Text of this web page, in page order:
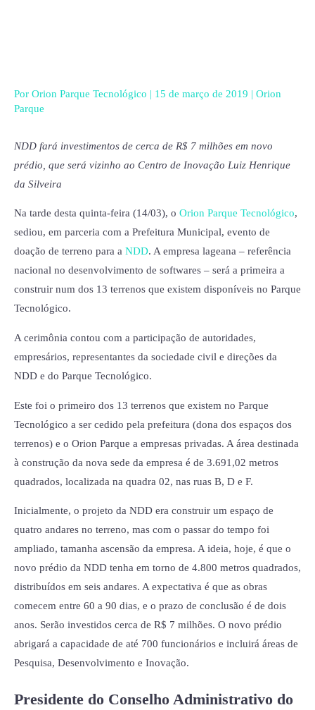
Por Orion Parque Tecnológico | 15 de março de 2019 | Orion
Parque
NDD fará investimentos de cerca de R$ 7 milhões em novo
prédio, que será vizinho ao Centro de Inovação Luiz Henrique
da Silveira
Na tarde desta quinta-feira (14/03), o Orion Parque Tecnológico,
sediou, em parceria com a Prefeitura Municipal, evento de
doação de terreno para a NDD. A empresa lageana – referência
nacional no desenvolvimento de softwares – será a primeira a
construir num dos 13 terrenos que existem disponíveis no Parque
Tecnológico.
A cerimônia contou com a participação de autoridades,
empresários, representantes da sociedade civil e direções da
NDD e do Parque Tecnológico.
Este foi o primeiro dos 13 terrenos que existem no Parque
Tecnológico a ser cedido pela prefeitura (dona dos espaços dos
terrenos) e o Orion Parque a empresas privadas. A área destinada
à construção da nova sede da empresa é de 3.691,02 metros
quadrados, localizada na quadra 02, nas ruas B, D e F.
Inicialmente, o projeto da NDD era construir um espaço de
quatro andares no terreno, mas com o passar do tempo foi
ampliado, tamanha ascensão da empresa. A ideia, hoje, é que o
novo prédio da NDD tenha em torno de 4.800 metros quadrados,
distribuídos em seis andares. A expectativa é que as obras
comecem entre 60 a 90 dias, e o prazo de conclusão é de dois
anos. Serão investidos cerca de R$ 7 milhões. O novo prédio
abrigará a capacidade de até 700 funcionários e incluirá áreas de
Pesquisa, Desenvolvimento e Inovação.
Presidente do Conselho Administrativo do